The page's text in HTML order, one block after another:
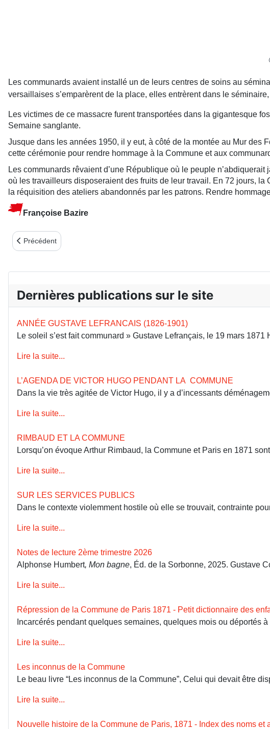
Les communards avaient installé un de leurs centres de soins au
versaillaises s’emparèrent de la place, elles entrèrent dans le
Les victimes de ce massacre furent transportées dans la gigantesque
Semaine sanglante.
Jusque dans les années 1950, il y eut, à côté de la montée au Mur
cette cérémonie pour rendre hommage à la Commune et aux
Les communards rêvaient d’une République où le peuple
où les travailleurs disposeraient des fruits de leur travail. En 72 jours,
la réquisition des ateliers abandonnés par les patrons. Rendre
Françoise Bazire
Article précédent : La Commune au Cinéma à Saint Ouen
Précédent
Dernières publications sur le site
ANNÉE GUSTAVE LEFRANCAIS (1826-1901)
Le soleil s’est fait communard » Gustave Lefrançais, le 19 mars 1871
Lire la suite...
L’AGENDA DE VICTOR HUGO PENDANT LA COMMUNE
Dans la vie très agitée de Victor Hugo, il y a d’incessants
Lire la suite...
RIMBAUD ET LA COMMUNE
Lorsqu’on évoque Arthur Rimbaud, la Commune et Paris en 1871
Lire la suite...
SUR LES SERVICES PUBLICS
Dans le contexte violemment hostile où elle se trouvait, contrainte
Lire la suite...
Notes de lecture 2ème trimestre 2026
Alphonse Humbert, Mon bagne, Éd. de la Sorbonne, 2025. Gustave
Lire la suite...
Répression de la Commune de Paris 1871 - Petit dictionnaire des
Incarcérés pendant quelques semaines, quelques mois ou déportés
Lire la suite...
Les inconnus de la Commune
Le beau livre “Les inconnus de la Commune”, Celui qui devait être
Lire la suite...
Nouvelle histoire de la Commune de Paris, 1871 - Index des noms et